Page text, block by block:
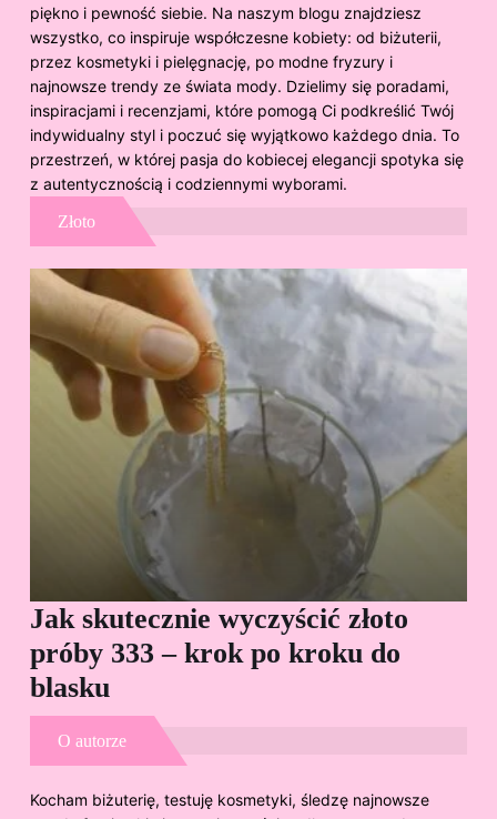
piękno i pewność siebie. Na naszym blogu znajdziesz
wszystko, co inspiruje współczesne kobiety: od biżuterii,
przez kosmetyki i pielęgnację, po modne fryzury i
najnowsze trendy ze świata mody. Dzielimy się poradami,
inspiracjami i recenzjami, które pomogą Ci podkreślić Twój
indywidualny styl i poczuć się wyjątkowo każdego dnia. To
przestrzeń, w której pasja do kobiecej elegancji spotyka się
z autentycznością i codziennymi wyborami.
Złoto
Jak skutecznie wyczyścić złoto
próby 333 – krok po kroku do
blasku
O autorze
Kocham biżuterię, testuję kosmetyki, śledzę najnowsze